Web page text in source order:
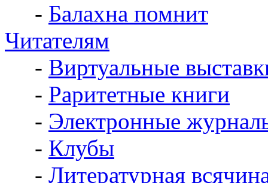
- Балахна помнит
Читателям
- Виртуальные
- Раритетные книги
- Электронные
- Клубы
- Литературная